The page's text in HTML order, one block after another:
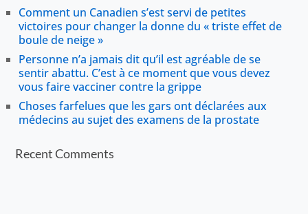
Comment un Canadien s’est servi de petites
victoires pour changer la donne du « triste effet de
boule de neige »
Personne n’a jamais dit qu’il est agréable de se
sentir abattu. C’est à ce moment que vous devez
vous faire vacciner contre la grippe
Choses farfelues que les gars ont déclarées aux
médecins au sujet des examens de la prostate
Recent Comments